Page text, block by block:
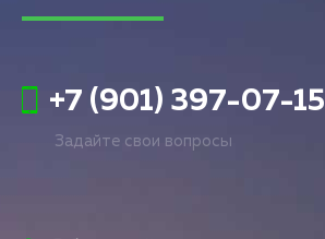
+7 (901) 397-07-15
Задайте свои вопросы